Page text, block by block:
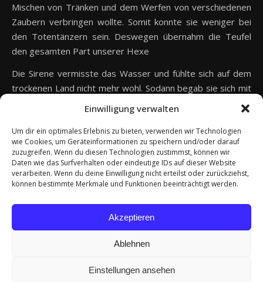
Einwilligung verwalten
Um dir ein optimales Erlebnis zu bieten, verwenden wir Technologien
wie Cookies, um Geräteinformationen zu speichern und/oder darauf
zuzugreifen. Wenn du diesen Technologien zustimmst, können wir
Daten wie das Surfverhalten oder eindeutige IDs auf dieser Website
verarbeiten. Wenn du deine Einwilligung nicht erteilst oder zurückziehst,
können bestimmte Merkmale und Funktionen beeinträchtigt werden.
Akzeptieren
Ablehnen
Einstellungen ansehen
Mischen von Tränken und dem Werfen von verschiedenen
Zaubern verbringen wollte. Somit konnte sie weniger bei
den Totentänzern sein. Deswegen übernahm die Teufel
den gesamten Part unserer Hexe
Die Sirene vermisste das Wasser und fühlte sich auf dem
trockenen Land nicht mehr wohl. Sodann begab sie sich mit
Bedauern wieder in ihr flüssiges Element und verließ die
strumpfsockigen Totentänzer. Doch schon bald erschien,
angelockt von den düsteren Klängen, eine Seelenfängerin,
welche sich mit einer teuflischen Maschinery an dem
Fangen unbedarfter Seelen beteiligen wollte.
Und hier sind sie nun, die sechs Totentänzer, um dem
Datenschutzerklärung Impressum